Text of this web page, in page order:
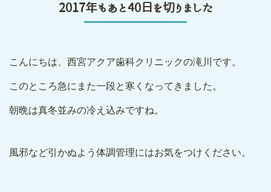
2017年もあと40日を切りました
こんにちは、西宮アクア歯科クリニックの滝川です。
このところ急にまた一段と寒くなってきました。
朝晩は真冬並みの冷え込みですね。
風邪など引かぬよう体調管理にはお気をつけください。